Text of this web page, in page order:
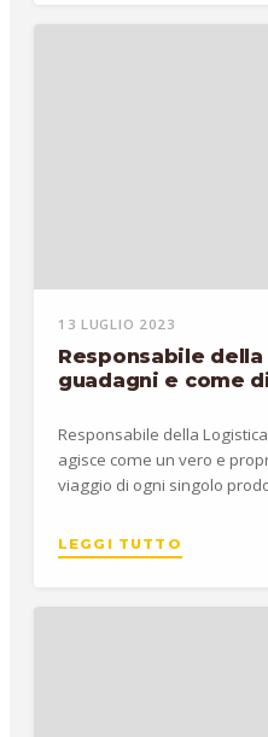
13 LUGLIO 2023
Responsabile
guadagni e come
Responsabile della
agisce come un vero e
viaggio di ogni singolo
LEGGI TUTTO